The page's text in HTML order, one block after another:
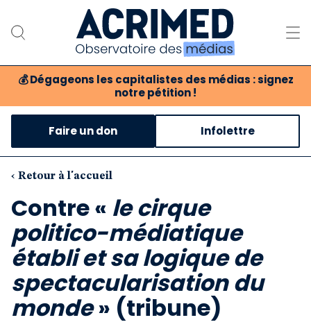
💰 Dégageons les capitalistes des médias : signez
notre pétition !
Notre association
Notre critique des médias
Nos propositions
Notre revue
Boutique
Faire un don Infolettre
‹ Retour à l'accueil
Contre « le cirque
politico-médiatique
établi et sa logique de
spectacularisation du
monde» (tribune)